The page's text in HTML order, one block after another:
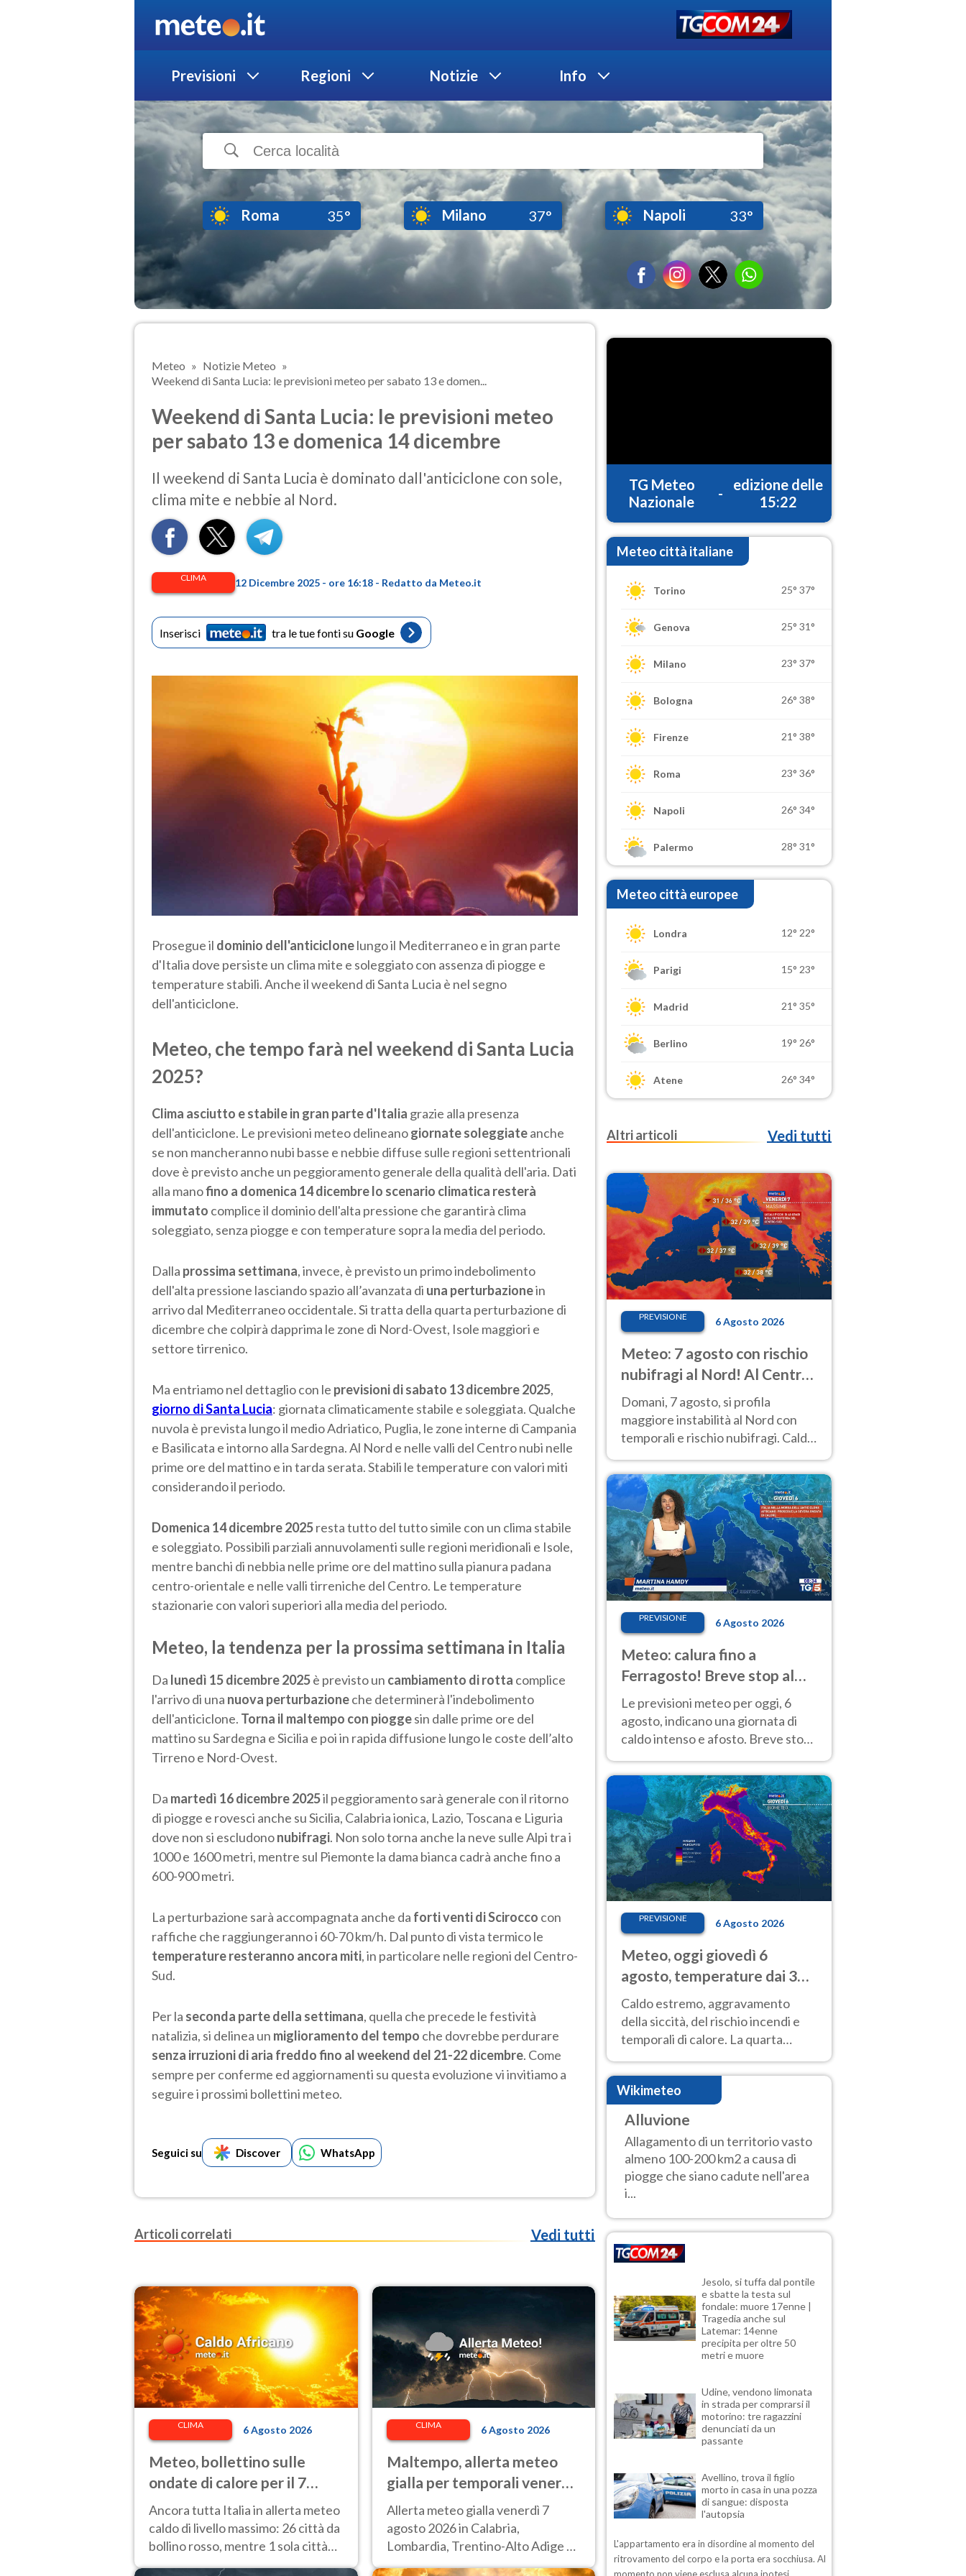
Previsioni Regioni Notizie Info
Roma 35° Milano 37° Napoli 33°
Meteo
Notizie Meteo
Weekend di Santa Lucia: le previsioni meteo per sabato 13 e domen...
Weekend di Santa Lucia: le previsioni meteo
per sabato 13 e domenica 14 dicembre
Il weekend di Santa Lucia è dominato dall'anticiclone con sole,
clima mite e nebbie al Nord.
CLIMA 12 Dicembre 2025 - ore 16:18 - Redatto da Meteo.it
Inserisci tra le tue fonti su Google
Prosegue il dominio dell'anticiclonelungo il Mediterraneo e in gran parte
d'Italia dove persiste un clima mite e soleggiato con assenza di piogge e
temperature stabili. Anche il weekend di Santa Lucia è nel segno
dell'anticiclone.
Meteo, che tempo farà nel weekend di Santa Lucia
2025?
Clima asciutto e stabile in gran parte d'Italia grazie alla presenza
dell'anticiclone. Le previsioni meteo delineanogiornate soleggiateanche
se non mancheranno nubi basse e nebbie diffuse sulle regioni settentrionali
dove è previsto anche un peggioramento generale della qualità dell'aria. Dati
alla manofino a domenica 14 dicembre lo scenario climatica resterà
immutato complice il dominio dell'alta pressione che garantirà clima
soleggiato, senza piogge e con temperature sopra la media del periodo.
Dalla prossima settimana, invece, è previsto un primo indebolimento
dell'alta pressione lasciando spazio all’avanzata di una perturbazionein
arrivo dal Mediterraneo occidentale. Si tratta della quarta perturbazione di
dicembre che colpirà dapprima le zone di Nord-Ovest, Isole maggiori e
settore tirrenico.
Ma entriamo nel dettaglio con le previsioni di sabato 13 dicembre 2025,
giorno di Santa Lucia: giornata climaticamente stabile e soleggiata. Qualche
nuvola è prevista lungo il medio Adriatico, Puglia, le zone interne di Campania
e Basilicata e intorno alla Sardegna. Al Nord e nelle valli del Centro nubi nelle
prime ore del mattino e in tarda serata. Stabili le temperature con valori miti
considerando il periodo.
Domenica 14 dicembre 2025resta tutto del tutto simile con un clima stabile
e soleggiato. Possibili parziali annuvolamenti sulle regioni meridionali e Isole,
mentre banchi di nebbia nelle prime ore del mattino sulla pianura padana
centro-orientale e nelle valli tirreniche del Centro. Le temperature
stazionarie con valori superiori alla media del periodo.
Meteo, la tendenza per la prossima settimana in Italia
Da lunedì 15 dicembre 2025è previsto un cambiamento di rotta complice
l'arrivo di una nuova perturbazioneche determinerà l'indebolimento
dell'anticiclone. Torna il maltempo con pioggesin dalle prime ore del
mattino su Sardegna e Sicilia e poi in rapida diffusione lungo le coste dell’alto
Tirreno e Nord-Ovest.
Da martedì 16 dicembre 2025il peggioramento sarà generale con il ritorno
di piogge e rovesci anche su Sicilia, Calabria ionica, Lazio, Toscana e Liguria
dove non si escludononubifragi. Non solo torna anche la neve sulle Alpi tra i
1000 e 1600 metri, mentre sul Piemonte la dama bianca cadrà anche fino a
600-900 metri.
La perturbazione sarà accompagnata anche da forti venti di Scirocco con
raffiche che raggiungeranno i 60-70 km/h. Dal punto di vista termico le
temperature resteranno ancora miti, in particolare nelle regioni del Centro-
Sud.
Per la seconda parte della settimana, quella che precede le festività
natalizia, si delinea un miglioramento del tempo che dovrebbe perdurare
senza irruzioni di aria freddo fino al weekend del 21-22 dicembre. Come
sempre per conferme ed aggiornamenti su questa evoluzione vi invitiamo a
seguire i prossimi bollettini meteo.
Seguici su Discover WhatsApp
Articoli correlati Vedi tutti
CLIMA 6 Agosto 2026
Meteo, bollettino sulle
ondate di calore per il 7
agosto 2026: 26 città da
bollino rosso in Italia
Ancora tutta Italia in allerta meteo
caldo di livello massimo: 26 città da
bollino rosso, mentre 1 sola città
passa al bollino giallo.
CLIMA 6 Agosto 2026
Maltempo, allerta meteo
gialla per temporali venerdì
7 agosto: le regioni colpite
Allerta meteo gialla venerdì 7
agosto 2026 in Calabria,
Lombardia, Trentino-Alto Adige e
Veneto.
TG Meteo
Nazionale
-
edizione delle
15:22
Meteo città italiane
Torino 25° 37°
Genova 25° 31°
Milano 23° 37°
Bologna 26° 38°
Firenze 21° 38°
Roma 23° 36°
Napoli 26° 34°
Palermo 28° 31°
Meteo città europee
Londra 12° 22°
Parigi 15° 23°
Madrid 21° 35°
Berlino 19° 26°
Atene 26° 34°
Altri articoli Vedi tutti
PREVISIONE 6 Agosto 2026
Meteo: 7 agosto con rischio
nubifragi al Nord! Al Centro-
Sud caldo estremo
Domani, 7 agosto, si profila
maggiore instabilità al Nord con
temporali e rischio nubifragi. Caldo
previsioni.
PREVISIONE 6 Agosto 2026
Meteo: calura fino a
Ferragosto! Breve stop al
Nord tra 7 e 9 agosto
Le previsioni meteo per oggi, 6
agosto, indicano una giornata di
caldo intenso e afosto. Breve stop
Nord.
PREVISIONE 6 Agosto 2026
Meteo, oggi giovedì 6
agosto, temperature dai 33
ai 40 gradi
Caldo estremo, aggravamento
della siccità, del rischio incendi e
temporali di calore. La quarta
intensa ondata di calore non dà
tregua e durerà fino Ferragosto
Wikimeteo
Alluvione
Allagamento di un territorio vasto
almeno 100-200 km2 a causa di
piogge che siano cadute nell'area
i...
Jesolo, si tuffa dal pontile
e sbatte la testa sul
fondale: muore 17enne |
Tragedia anche sul
Latemar: 14enne
precipita per oltre 50
metri e muore
Udine, vendono limonata
in strada per comprarsi il
motorino: tre ragazzini
denunciati da un
passante
Avellino, trova il figlio
morto in casa in una pozza
di sangue: disposta
l'autopsia
L'appartamento era in disordine al momento del
ritrovamento del corpo e la porta era socchiusa. Al